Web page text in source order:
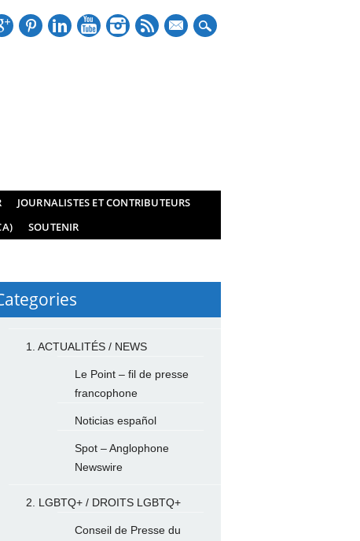
mail
JOURNALISTES ET CONTRIBUTEURS
SOUTENIR
1. ACTUALITÉS / NEWS
Le Point – fil de presse
francophone
Noticias español
Spot – Anglophone
Newswire
2. LGBTQ+ / DROITS LGBTQ+
Conseil de Presse du